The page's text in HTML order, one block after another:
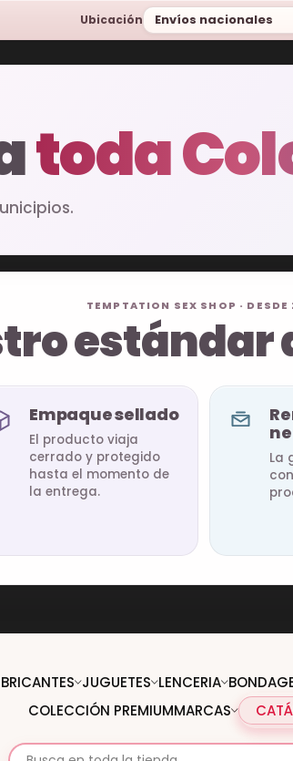
Ubicación Envíos nacionales
toda
TEMPTATION SEX SHOP · DESDE
estándar
Empaque sellado
El producto viaja
cerrado y protegido
hasta el momento de
la entrega.
La
JUGUETES LENCERIA
COLECCIÓN PREMIUMMARCAS